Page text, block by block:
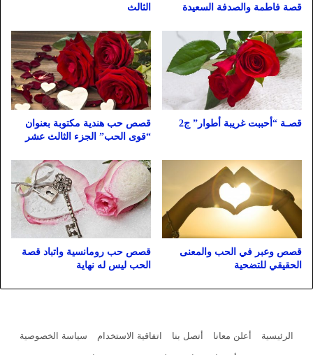
قصة فاطمة والصدفة السعيدة
الثالث
قصـة “أحببت غريبة أطوار” ج2
قصص حب هندية مكتوبة بعنوان
“قوى الحب” الجزء الثالث عشر
قصص وعبر في الحب والمعنى
الحقيقي للتضحية
قصص حب رومانسية واتباد قصة
الحب ليس له نهاية
الرئيسية أعلن معانا أتصل بنا اتفاقية الاستخدام
سياسة الخصوصية